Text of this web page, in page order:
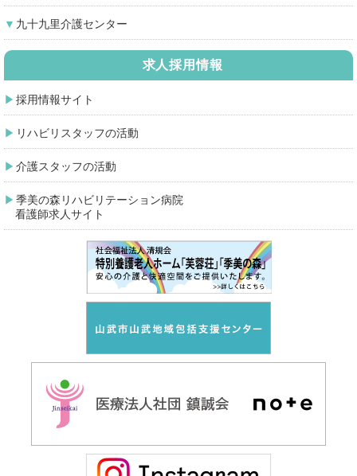
九十九里介護センター
求人採用情報
採用情報サイト
リハビリスタッフの活動
介護スタッフの活動
季美の森リハビリテーション病院
看護師求人サイト